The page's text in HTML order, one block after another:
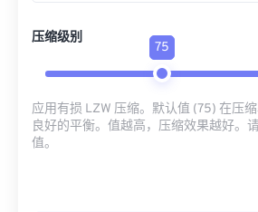
压缩级别
75
应用有损 LZW 压缩。默认值 (75) 在压
良好的平衡。值越高，压缩效果越好。
值。